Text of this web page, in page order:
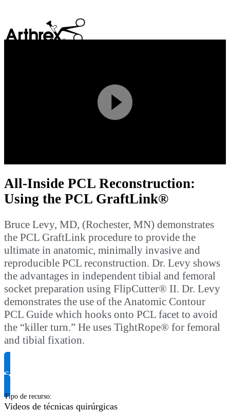
Play
Video
All-Inside PCL Reconstruction:
Using the PCL GraftLink®
Bruce Levy, MD, (Rochester, MN) demonstrates
the PCL GraftLink procedure to provide the
ultimate in anatomic, minimally invasive and
reproducible PCL reconstruction. Dr. Levy shows
the advantages in independent tibial and femoral
socket preparation using FlipCutter® II. Dr. Levy
demonstrates the use of the Anatomic Contour
PCL Guide which hooks onto PCL facet to avoid
the “killer turn.” He uses TightRope® for femoral
and tibial fixation.
Solicitar información del producto
Tipo de recurso:
Videos de técnicas quirúrgicas